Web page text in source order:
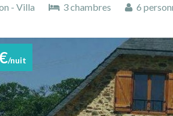
- Villa
3 chambres 6
/nuit